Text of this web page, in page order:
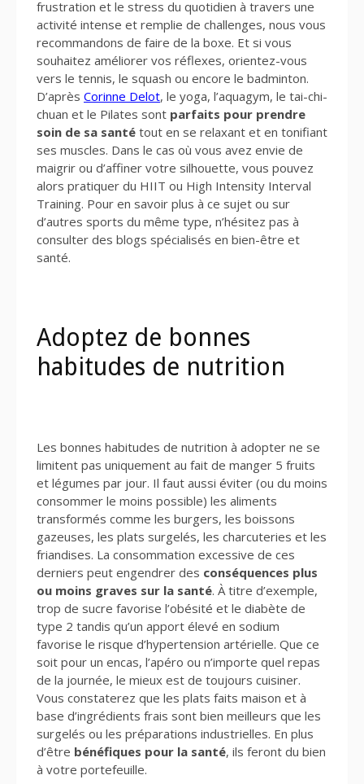
frustration et le stress du quotidien à travers une
activité intense et remplie de challenges, nous vous
recommandons de faire de la boxe. Et si vous
souhaitez améliorer vos réflexes, orientez-vous
vers le tennis, le squash ou encore le badminton.
D’après Corinne Delot, le yoga, l’aquagym, le tai-chi-
chuan et le Pilates sont parfaits pour prendre
soin de sa santé tout en se relaxant et en tonifiant
ses muscles. Dans le cas où vous avez envie de
maigrir ou d’affiner votre silhouette, vous pouvez
alors pratiquer du HIIT ou High Intensity Interval
Training. Pour en savoir plus à ce sujet ou sur
d’autres sports du même type, n’hésitez pas à
consulter des blogs spécialisés en bien-être et
santé.
Adoptez de bonnes
habitudes de nutrition
Les bonnes habitudes de nutrition à adopter ne se
limitent pas uniquement au fait de manger 5 fruits
et légumes par jour. Il faut aussi éviter (ou du moins
consommer le moins possible) les aliments
transformés comme les burgers, les boissons
gazeuses, les plats surgelés, les charcuteries et les
friandises. La consommation excessive de ces
derniers peut engendrer des conséquences plus
ou moins graves sur la santé. À titre d’exemple,
trop de sucre favorise l’obésité et le diabète de
type 2 tandis qu’un apport élevé en sodium
favorise le risque d’hypertension artérielle. Que ce
soit pour un encas, l’apéro ou n’importe quel repas
de la journée, le mieux est de toujours cuisiner.
Vous constaterez que les plats faits maison et à
base d’ingrédients frais sont bien meilleurs que les
surgelés ou les préparations industrielles. En plus
d’être bénéfiques pour la santé, ils feront du bien
à votre portefeuille.